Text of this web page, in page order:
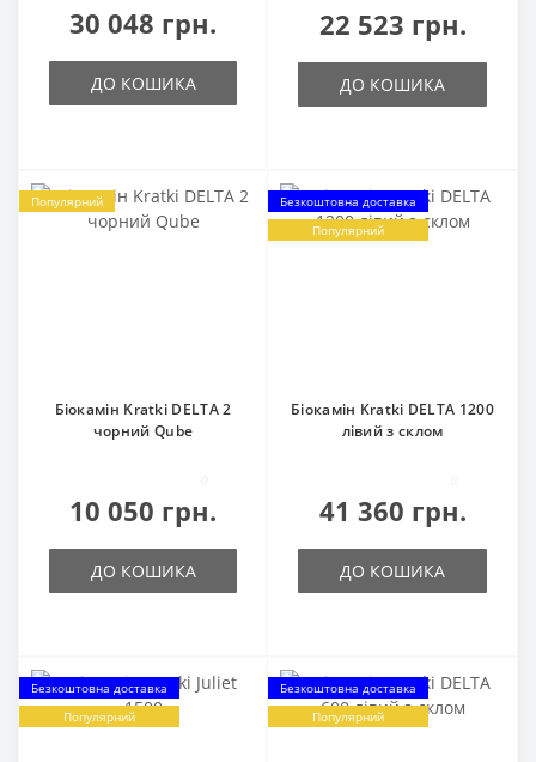
30 048 грн.
ДО КОШИКА
22 523 грн.
ДО КОШИКА
Популярний
Біокамін Kratki DELTA 2
чорний Qube
10 050 грн.
ДО КОШИКА
Безкоштовна доставка
Популярний
Біокамін Kratki DELTA 1200
лівий з склом
41 360 грн.
ДО КОШИКА
Безкоштовна доставка
Популярний
Безкоштовна доставка
Популярний